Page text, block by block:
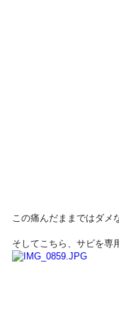
この痛んだままではダメ
そしてこちら、サビを専